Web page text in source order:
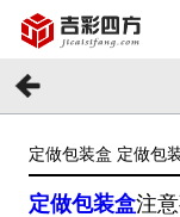
定做包装盒 定做包
解}
定做包装盒注